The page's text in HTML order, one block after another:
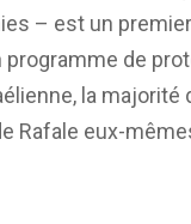
– est un
de
la
Rafale eux-